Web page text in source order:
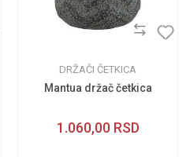
DRŽAČI ČETKICA
Mantua držač četkica
1.060,00 RSD